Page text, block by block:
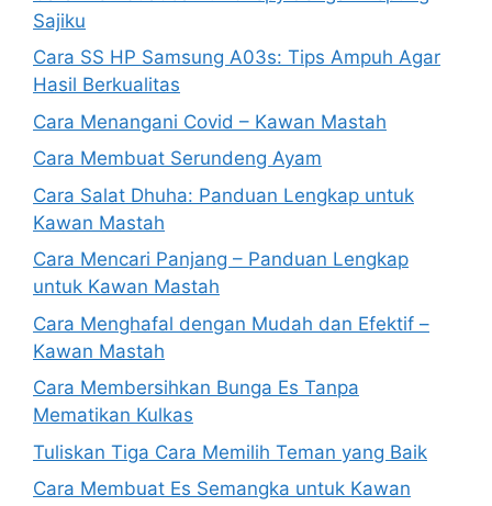
Sajiku
Cara SS HP Samsung A03s: Tips Ampuh Agar
Hasil Berkualitas
Cara Menangani Covid – Kawan Mastah
Cara Membuat Serundeng Ayam
Cara Salat Dhuha: Panduan Lengkap untuk
Kawan Mastah
Cara Mencari Panjang – Panduan Lengkap
untuk Kawan Mastah
Cara Menghafal dengan Mudah dan Efektif –
Kawan Mastah
Cara Membersihkan Bunga Es Tanpa
Mematikan Kulkas
Tuliskan Tiga Cara Memilih Teman yang Baik
Cara Membuat Es Semangka untuk Kawan